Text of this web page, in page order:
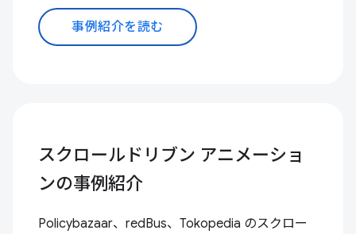
事例紹介を読む
スクロールドリブン アニメーショ
ンの事例紹介
Policybazaar、redBus、Tokopedia のスクロー